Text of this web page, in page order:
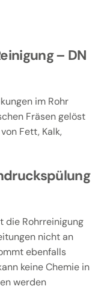
– DN
im Rohr
Fräsen gelöst
Fett, Kalk,
die Rohrreinigung
nicht an
ebenfalls
keine Chemie in
werden